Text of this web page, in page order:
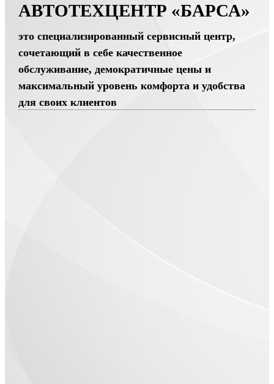
АВТОТЕХЦЕНТР «БАРСА»
это специализированный сервисный центр,
сочетающий в себе качественное
обслуживание, демократичные цены и
максимальный уровень комфорта и удобства
для своих клиентов